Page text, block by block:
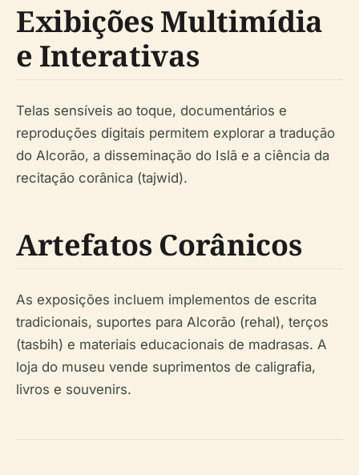
Exibições Multimídia
e Interativas
Telas sensíveis ao toque, documentários e
reproduções digitais permitem explorar a tradução
do Alcorão, a disseminação do Islã e a ciência da
recitação corânica (tajwid).
Artefatos Corânicos
As exposições incluem implementos de escrita
tradicionais, suportes para Alcorão (rehal), terços
(tasbih) e materiais educacionais de madrasas. A
loja do museu vende suprimentos de caligrafia,
livros e souvenirs.